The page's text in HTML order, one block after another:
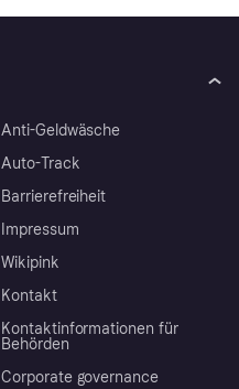
Anti-Geldwäsche
Auto-Track
Barrierefreiheit
Impressum
Wikipink
Kontakt
Kontaktinformationen für
Behörden
Corporate governance